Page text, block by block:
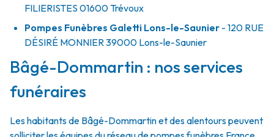
FILIERISTES 01600 Trévoux
Pompes Funèbres Galetti Lons-le-Saunier - 120 RUE
DÉSIRÉ MONNIER39000 Lons-le-Saunier
Bâgé-Dommartin : nos services
funéraires
Les habitants de Bâgé-Dommartin et des alentours peuvent